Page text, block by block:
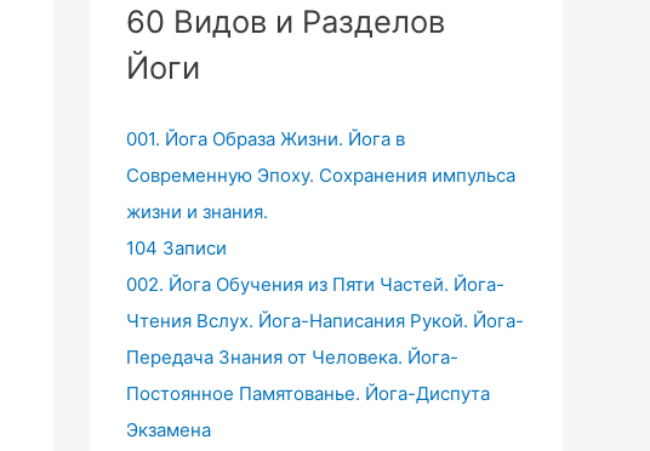
60 Видов и Разделов
Йоги
001. Йога Образа Жизни. Йога в
Современную Эпоху. Сохранения импульса
жизни и знания.
104 Записи
002. Йога Обучения из Пяти Частей. Йога-
Чтения Вслух. Йога-Написания Рукой. Йога-
Передача Знания от Человека. Йога-
Постоянное Памятованье. Йога-Диспута
Экзамена